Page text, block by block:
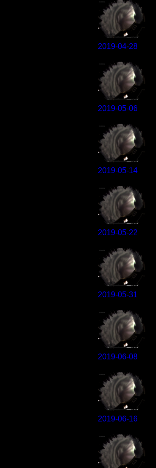
2019-04-28
2019-05-06
2019-05-14
2019-05-22
2019-05-31
2019-06-08
2019-06-16